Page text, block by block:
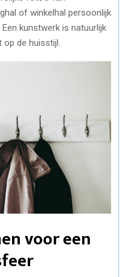
of winkelhal persoonlijk
kunstwerk is natuurlijk
de huisstijl.
voor een